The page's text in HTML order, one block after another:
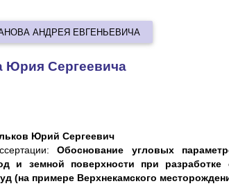
АНДРЕЯ ЕВГЕНЬЕВИЧА
Юрия Сергеевича
Юрий Сергеевич
Обоснование угловых
и земной поверхности при разработке
(на примере Верхнекамского